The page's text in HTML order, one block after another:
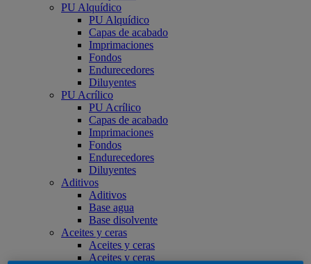
PU Alquídico
PU Alquídico
Capas de acabado
Imprimaciones
Fondos
Endurecedores
Diluyentes
PU Acrílico
PU Acrílico
Capas de acabado
Imprimaciones
Fondos
Endurecedores
Diluyentes
Aditivos
Aditivos
Base agua
Base disolvente
Aceites y ceras
Aceites y ceras
Aceites y ceras